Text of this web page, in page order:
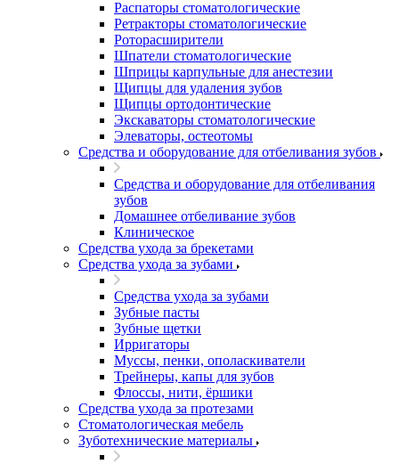
Распаторы стоматологические
Ретракторы стоматологические
Роторасширители
Шпатели стоматологические
Шприцы карпульные для анестезии
Щипцы для удаления зубов
Щипцы ортодонтические
Экскаваторы стоматологические
Элеваторы, остеотомы
Средства и оборудование для отбеливания зубов
Средства и оборудование для отбеливания
зубов
Домашнее отбеливание зубов
Клиническое
Средства ухода за брекетами
Средства ухода за зубами
Средства ухода за зубами
Зубные пасты
Зубные щетки
Ирригаторы
Муссы, пенки, ополаскиватели
Трейнеры, капы для зубов
Флоссы, нити, ёршики
Средства ухода за протезами
Стоматологическая мебель
Зуботехнические материалы